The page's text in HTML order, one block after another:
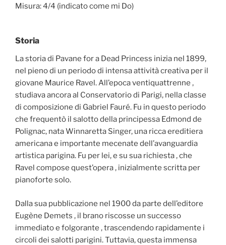
Misura: 4/4 (indicato come mi Do)
Storia
La storia di Pavane for a Dead Princess inizia nel 1899,
nel pieno di un periodo di intensa attività creativa per il
giovane Maurice Ravel. All’epoca ventiquattrenne ,
studiava ancora al Conservatorio di Parigi, nella classe
di composizione di Gabriel Fauré. Fu in questo periodo
che frequentò il salotto della principessa Edmond de
Polignac, nata Winnaretta Singer, una ricca ereditiera
americana e importante mecenate dell’avanguardia
artistica parigina. Fu per lei, e su sua richiesta , che
Ravel compose quest’opera , inizialmente scritta per
pianoforte solo.
Dalla sua pubblicazione nel 1900 da parte dell’editore
Eugène Demets , il brano riscosse un successo
immediato e folgorante , trascendendo rapidamente i
circoli dei salotti parigini. Tuttavia, questa immensa